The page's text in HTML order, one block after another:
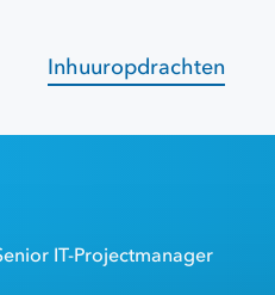
Inhuuropdrachten
IT-Projectmanager